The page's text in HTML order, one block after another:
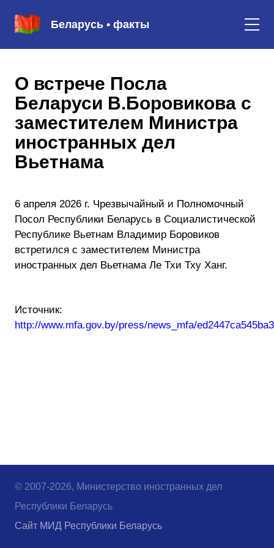
Беларусь • факты
О встрече Посла
Беларуси В.Боровикова с
заместителем Министра
иностранных дел
Вьетнама
6 апреля 2026 г. Чрезвычайный и Полномочный
Посол Республики Беларусь в Социалистической
Республике Вьетнам Владимир Боровиков
встретился с заместителем Министра
иностранных дел Вьетнама Ле Тхи Тху Ханг.
Источник:
http://www.mfa.gov.by/press/news_mfa/
© 2007-2026, Министерство иностранных дел
Республики Беларусь
Сайт МИД Республики Беларусь